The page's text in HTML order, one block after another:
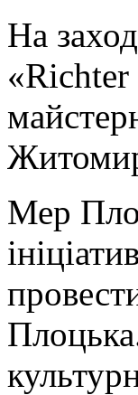
На
Мер